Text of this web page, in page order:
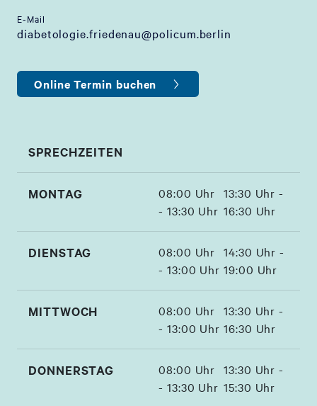
E-Mail
diabetologie.friedenau@policum.berlin
Online Termin buchen
SPRECHZEITEN
MONTAG
08:00 Uhr
- 13:30 Uhr
13:30 Uhr -
16:30 Uhr
DIENSTAG
08:00 Uhr
- 13:00 Uhr
14:30 Uhr -
19:00 Uhr
MITTWOCH
08:00 Uhr
- 13:00 Uhr
13:30 Uhr -
16:30 Uhr
DONNERSTAG
08:00 Uhr
- 13:30 Uhr
13:30 Uhr -
15:30 Uhr